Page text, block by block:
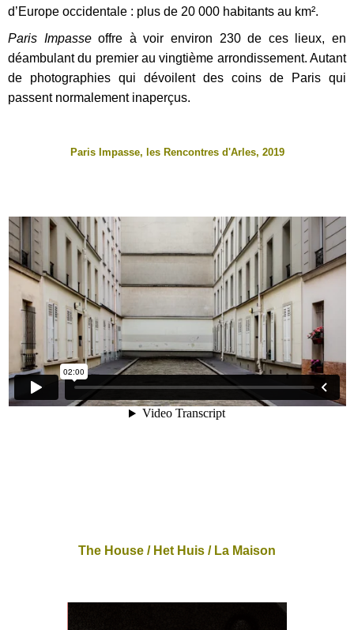
d’Europe occidentale : plus de 20 000 habitants au km².
Paris Impasseoffre à voir environ 230 de ces lieux, en
déambulant du premier au vingtième arrondissement. Autant
de photographies qui dévoilent des coins de Paris qui
passent normalement inaperçus.
Paris Impasse, les Rencontres d'Arles, 2019
The House / Het Huis / La Maison